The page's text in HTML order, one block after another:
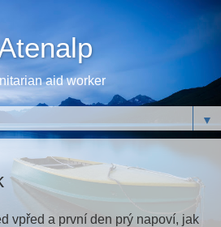
aid worker
▼
vpřed a první den prý napoví, jak